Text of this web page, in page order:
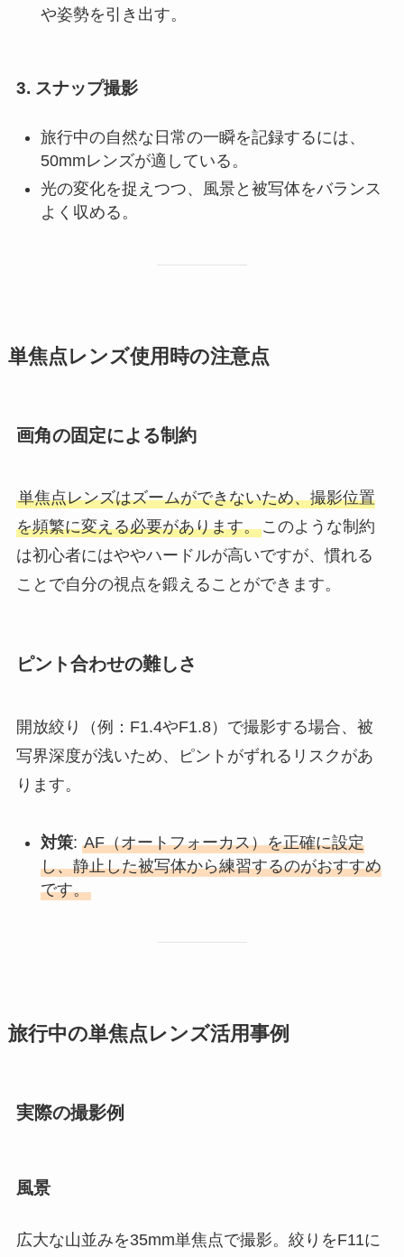
や姿勢を引き出す。
3. スナップ撮影
旅行中の自然な日常の一瞬を記録するには、
50mmレンズが適している。
光の変化を捉えつつ、風景と被写体をバランス
よく収める。
単焦点レンズ使用時の注意点
画角の固定による制約
単焦点レンズはズームができないため、撮影位置
を頻繁に変える必要があります。このような制約
は初心者にはややハードルが高いですが、慣れる
ことで自分の視点を鍛えることができます。
ピント合わせの難しさ
開放絞り（例：F1.4やF1.8）で撮影する場合、被
写界深度が浅いため、ピントがずれるリスクがあ
ります。
対策: AF（オートフォーカス）を正確に設定
し、静止した被写体から練習するのがおすすめ
です。
旅行中の単焦点レンズ活用事例
実際の撮影例
風景
広大な山並みを35mm単焦点で撮影。絞りをF11に